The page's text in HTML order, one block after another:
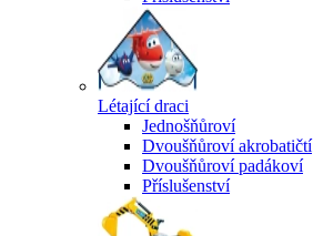
Létající draci
Jednošňůroví
Dvoušňůroví akrobatičtí
Dvoušňůroví padákoví
Příslušenství